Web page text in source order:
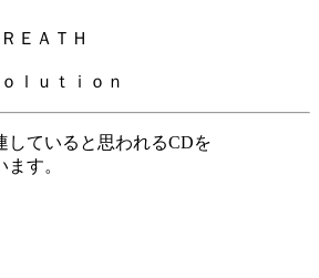
ＥＡＴＨ
ｌｕｔｉｏｎ
していると思われるCDを
す。